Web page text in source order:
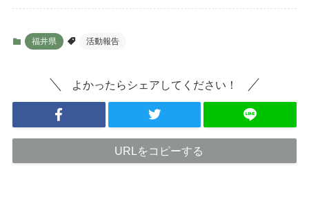
福井県 活動報告
よかったらシェアしてください！
URLをコピーする